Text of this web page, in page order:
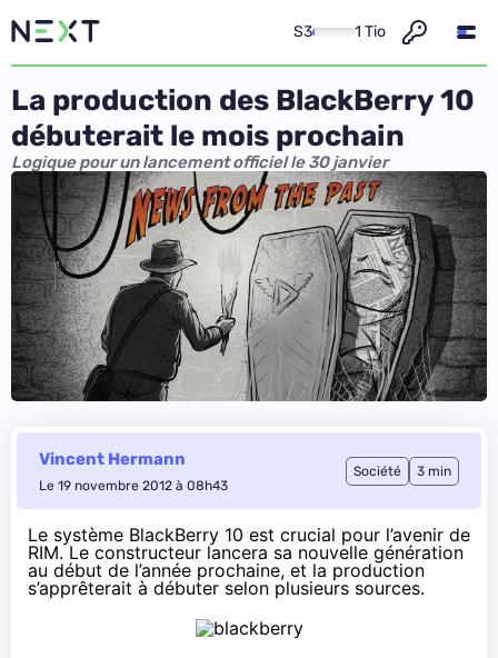
S3 1 Tio
La production des BlackBerry 10
débuterait le mois prochain
Logique pour un lancement officiel le 30 janvier
Vincent Hermann
Le 19 novembre 2012 à 08h43
Société 3 min
Le système BlackBerry 10 est crucial pour l’avenir de
RIM. Le constructeur lancera sa nouvelle génération
au début de l’année prochaine, et la production
s’apprêterait à débuter selon plusieurs sources.